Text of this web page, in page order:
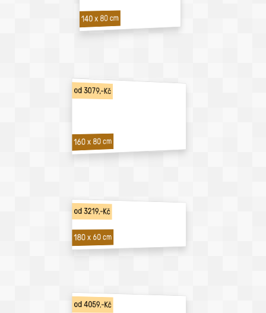
140 x 80 cm
od 3079,-Kč
160 x 80 cm
od 3219,-Kč
180 x 60 cm
od 4059,-Kč